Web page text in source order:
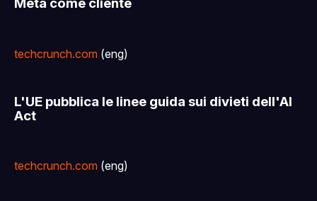
techcrunch.com (eng)
L'UE pubblica le linee guida sui divieti dell'AI
Act
techcrunch.com (eng)